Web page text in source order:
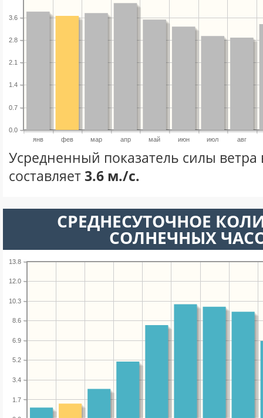
янв фев мар апр май июн июл авг
0.0
0.7
1.4
2.1
2.8
3.6
Усредненный показатель силы ветра
составляет3.6 м./с.
СРЕДНЕСУТОЧНОЕ
СОЛНЕЧНЫХ
1.7
3.4
5.2
6.9
8.6
10.3
12.0
13.8